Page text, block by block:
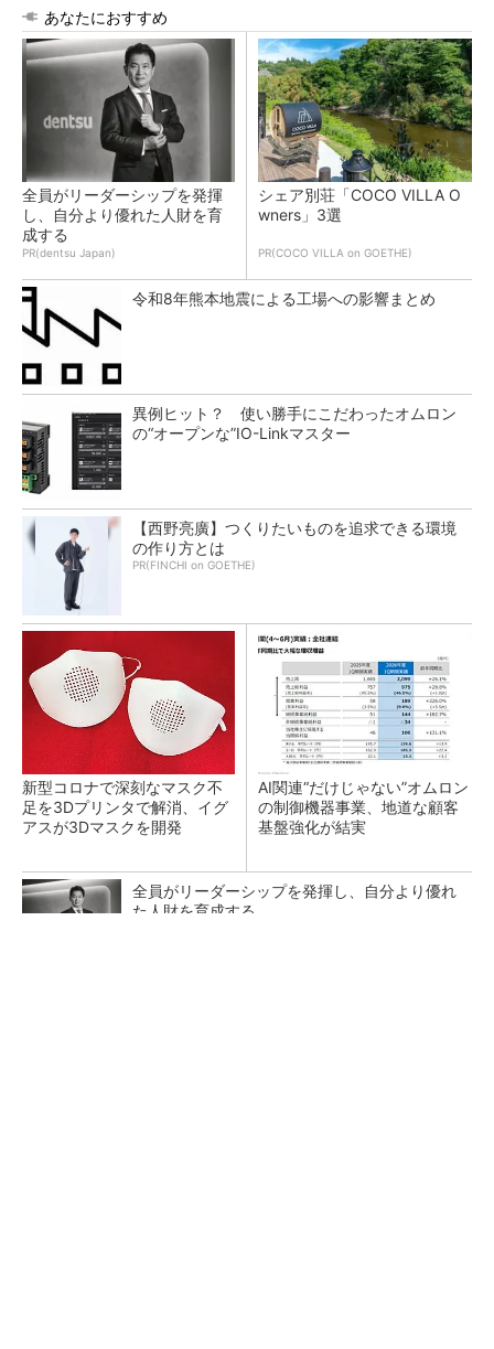
あなたにおすすめ
全員がリーダーシップを発揮
し、自分より優れた人財を育
成する
PR(dentsu Japan)
シェア別荘「COCO VILLA O
wners」3選
PR(COCO VILLA on GOETHE)
令和8年熊本地震による工場への影響まとめ
異例ヒット？ 使い勝手にこだわったオムロン
の“オープンな”IO-Linkマスター
【西野亮廣】つくりたいものを追求できる環境
の作り方とは
PR(FINCHI on GOETHE)
新型コロナで深刻なマスク不
足を3Dプリンタで解消、イグ
アスが3Dマスクを開発
AI関連“だけじゃない”オムロン
の制御機器事業、地道な顧客
基盤強化が結実
全員がリーダーシップを発揮し、自分より優れ
た人財を育成する